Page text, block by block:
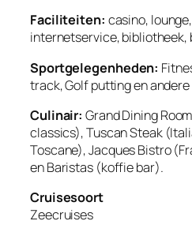
Faciliteiten: casino,
internetservice, bibliotheek,
Sportgelegenheden:
track, Golf putting en
Culinair: Grand Dining
classics), Tuscan Steak
Toscane), Jacques Bistro
en Baristas (koffie bar).
Cruisesoort
Zeecruises